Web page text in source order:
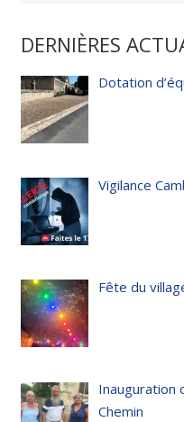
DERNIÈRES
Dotation
Vigilance
Fête du
Inauguration
Chemin